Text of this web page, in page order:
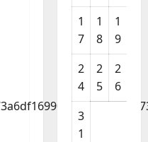
1
7
1
8
1
9
2
4
2
5
2
6
3
1